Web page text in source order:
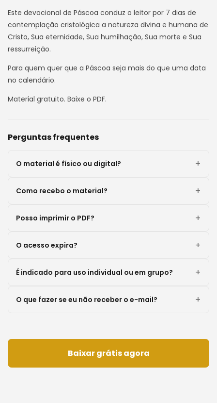
Este devocional de Páscoa conduz o leitor por 7 dias de
contemplação cristológica a natureza divina e humana de
Cristo, Sua eternidade, Sua humilhação, Sua morte e Sua
ressurreição.
Para quem quer que a Páscoa seja mais do que uma data
no calendário.
Material gratuito. Baixe o PDF.
Perguntas frequentes
O material é físico ou digital?
Como recebo o material?
Posso imprimir o PDF?
O acesso expira?
É indicado para uso individual ou em grupo?
O que fazer se eu não receber o e-mail?
Baixar grátis agora